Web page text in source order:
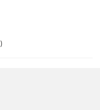
)